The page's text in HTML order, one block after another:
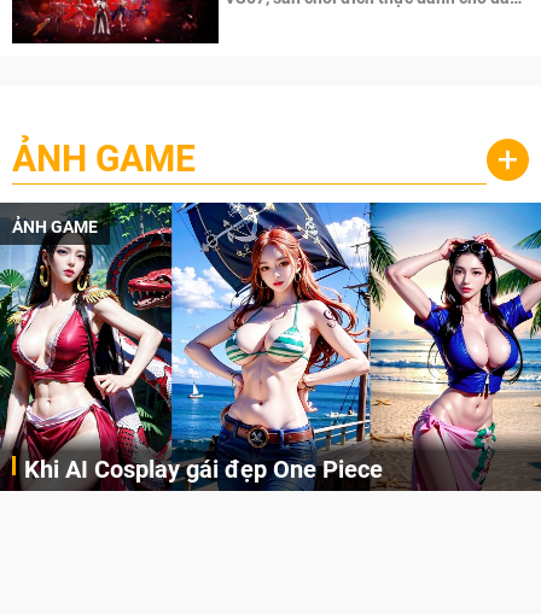
ẢNH GAME +
ẢNH GAME
Khi AI Cosplay gái đẹp One Piece